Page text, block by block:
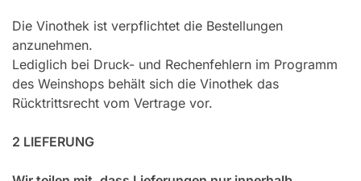
Die Vinothek ist verpflichtet die Bestellungen
anzunehmen.
Lediglich bei Druck- und Rechenfehlern im Programm
des Weinshops behält sich die Vinothek das
Rücktrittsrecht vom Vertrage vor.
2 LIEFERUNG